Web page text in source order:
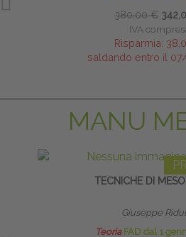
380,00 €
IVA
Risparmia:
saldando entro il
MANU
TECNICHE DI
Giuseppe
Teoria FAD dal 1